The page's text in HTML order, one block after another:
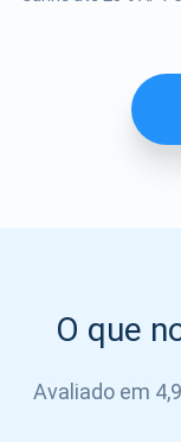
O que
Avaliado em